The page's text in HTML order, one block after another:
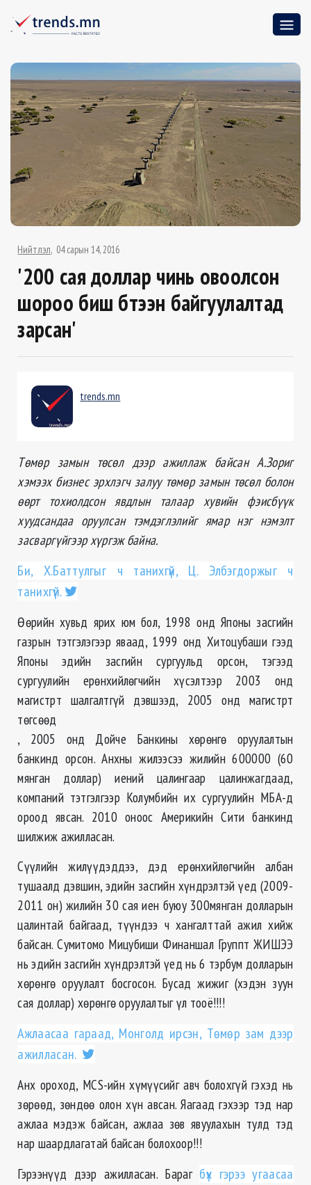
Нийтлэл 04 сарын 14, 2016
'200 сая доллар чинь овоолсон
шороо биш бүтээн байгуулалтад
зарсан'
trends.mn
Төмөр замын төсөл дээр ажиллаж байсан А.Зориг
хэмээх бизнес эрхлэгч залуу төмөр замын төсөл болон
өөрт тохиолдсон явдлын талаар хувийн фэисбүүк
хуудсандаа оруулсан тэмдэглэлийг ямар нэг нэмэлт
засваргүйгээр хүргэж байна.
Би, Х.Баттулгыг ч танихгүй, Ц. Элбэгдоржыг ч
танихгүй.
Өөрийн хувьд ярих юм бол, 1998 онд Японы засгийн
газрын тэтгэлэгээр яваад, 1999 онд Хитоцубаши гээд
Японы эдийн засгийн сургуульд орсон, тэгээд
сургуулийн ерөнхийлөгчийн хүсэлтээр 2003 онд
магистрт шалгалтгүй дэвшээд, 2005 онд магистрт
төгсөөд
, 2005 онд Дойче Банкины хөрөнгө оруулалтын
банкинд орсон. Анхны жилээсээ жилийн 600000 (60
мянган доллар) иений цалингаар цалинжагдаад,
компаний тэтгэлгээр Колумбийн их сургуулийн МБА-д
ороод явсан. 2010 оноос Америкийн Сити банкинд
шилжиж ажилласан.
Сүүлийн жилүүдэддээ, дэд ерөнхийлөгчийн албан
тушаалд дэвшин, эдийн засгийн хүндрэлтэй үед (2009-
2011 он) жилийн 30 сая иен буюу 300мянган долларын
цалинтай байгаад, түүндээ ч хангалттай ажил хийж
байсан. Сумитомо Мицубиши Финаншал Группт ЖИШЭЭ
нь эдийн засгийн хүндрэлтэй үед нь 6 тэрбум долларын
хөрөнгө оруулалт босгосон. Бусад жижиг (хэдэн зуун
сая доллар) хөрөнгө оруулалтыг үл тооё!!!!
Ажлаасаа гараад, Монголд ирсэн, Төмөр зам дээр
ажилласан.
Анх ороход, МСS-ийн хүмүүсийг авч болохгүй гэхэд нь
зөрөөд, зөндөө олон хүн авсан. Яагаад гэхээр тэд нар
ажлаа мэдэж байсан, ажлаа зөв явуулахын тулд тэд
нар шаардлагатай байсан болохоор!!!
Гэрээнүүд дээр ажилласан. Бараг бүх гэрээ угаасаа